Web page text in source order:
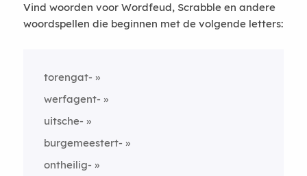
Vind woorden voor Wordfeud, Scrabble en andere
woordspellen die beginnen met de volgende letters:
torengat-
werfagent-
uitsche-
burgemeestert-
ontheilig-